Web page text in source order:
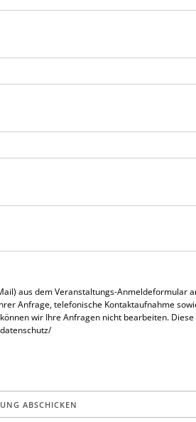
aus dem Veranstaltungs-Anmeldeformular
Anfrage, telefonische Kontaktaufnahme
wir Ihre Anfragen nicht bearbeiten.